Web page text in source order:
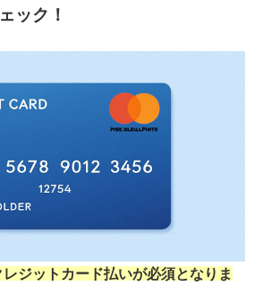
ック！
レジットカード払いが必須となりま